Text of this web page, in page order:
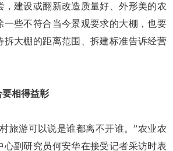
，建设或翻新改造质量好、外形美的农
一些不符合当今景观要求的大棚，也要
拆大棚的距离范围、拆建标准告诉经营
相得益彰
游可以说是谁都离不开谁。”农业农
心副研究员何安华在接受记者采访时表